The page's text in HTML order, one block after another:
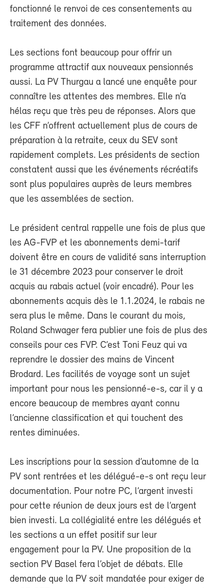
fonctionné le renvoi de ces consentements au
traitement des données.
Les sections font beaucoup pour offrir un
programme attractif aux nouveaux pensionnés
aussi. La PV Thurgau a lancé une enquête pour
connaître les attentes des membres. Elle n’a
hélas reçu que très peu de réponses. Alors que
les CFF n’offrent actuellement plus de cours de
préparation à la retraite, ceux du SEV sont
rapidement complets. Les présidents de section
constatent aussi que les événements récréatifs
sont plus populaires auprès de leurs membres
que les assemblées de section.
Le président central rappelle une fois de plus que
les AG-FVP et les abonnements demi-tarif
doivent être en cours de validité sans interruption
le 31 décembre 2023 pour conserver le droit
acquis au rabais actuel (voir encadré). Pour les
abonnements acquis dès le 1.1.2024, le rabais ne
sera plus le même. Dans le courant du mois,
Roland Schwager fera publier une fois de plus des
conseils pour ces FVP. C’est Toni Feuz qui va
reprendre le dossier des mains de Vincent
Brodard. Les facilités de voyage sont un sujet
important pour nous les pensionné-e-s, car il y a
encore beaucoup de membres ayant connu
l’ancienne classification et qui touchent des
rentes diminuées.
Les inscriptions pour la session d’automne de la
PV sont rentrées et les délégué-e-s ont reçu leur
documentation. Pour notre PC, l’argent investi
pour cette réunion de deux jours est de l’argent
bien investi. La collégialité entre les délégués et
les sections a un effet positif sur leur
engagement pour la PV. Une proposition de la
section PV Basel fera l’objet de débats. Elle
demande que la PV soit mandatée pour exiger de